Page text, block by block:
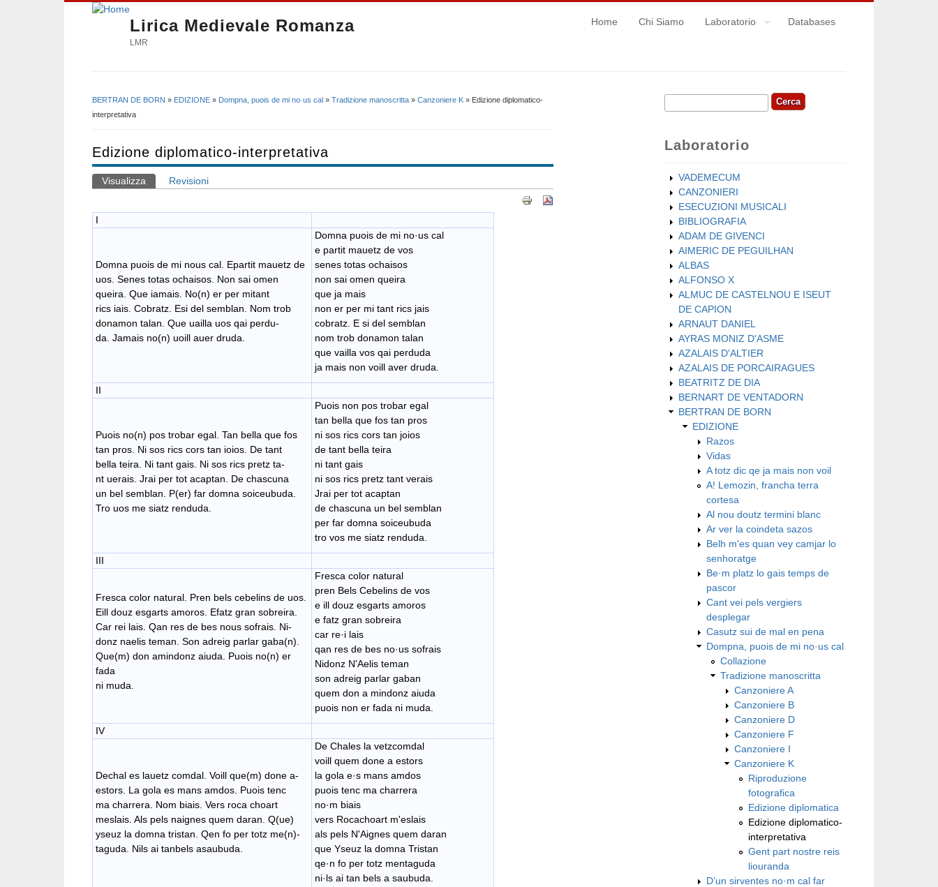
Lirica Medievale Romanza
LMR
Home Chi Siamo Laboratorio Databases
Tu sei qui
BERTRAN DE BORN » EDIZIONE » Dompna, puois de mi no·us cal » Tradizione manoscritta » Canzoniere K » Edizione diplomatico-
interpretativa
Edizione diplomatico-interpretativa
Schede primarie
Visualizza (scheda attiva)
Revisioni
I
Domna puois de mi nous cal. Epartit mauetz de
uos. Senes totas ochaisos. Non sai omen
queira. Que iamais. No(n) er per mitant
rics iais. Cobratz. Esi del semblan. Nom trob
donamon talan. Que uailla uos qai perdu-
da. Jamais no(n) uoill auer druda.
Domna puois de mi no·us cal
e partit mauetz de vos
senes totas ochaisos
non sai omen queira
que ja mais
non er per mi tant rics jais
cobratz. E si del semblan
nom trob donamon talan
que vailla vos qai perduda
ja mais non voill aver druda.
II
Puois no(n) pos trobar egal. Tan bella que fos
tan pros. Ni sos rics cors tan ioios. De tant
bella teira. Ni tant gais. Ni sos rics pretz ta-
nt uerais. Jrai per tot acaptan. De chascuna
un bel semblan. P(er) far domna soiceubuda.
Tro uos me siatz renduda.
Puois non pos trobar egal
tan bella que fos tan pros
ni sos rics cors tan joios
de tant bella teira
ni tant gais
ni sos rics pretz tant verais
Jrai per tot acaptan
de chascuna un bel semblan
per far domna soiceubuda
tro vos me siatz renduda.
III
Fresca color natural. Pren bels cebelins de uos.
Eill douz esgarts amoros. Efatz gran sobreira.
Car rei lais. Qan res de bes nous sofrais. Ni-
donz naelis teman. Son adreig parlar gaba(n).
Que(m) don amindonz aiuda. Puois no(n) er
fada
ni muda.
Fresca color natural
pren Bels Cebelins de vos
e ill douz esgarts amoros
e fatz gran sobreira
car re·i lais
qan res de bes no·us sofrais
Nidonz N'Aelis teman
son adreig parlar gaban
quem don a mindonz aiuda
puois non er fada ni muda.
IV
Dechal es lauetz comdal. Voill que(m) done a-
estors. La gola es mans amdos. Puois tenc
ma charrera. Nom biais. Vers roca choart
meslais. Als pels naignes quem daran. Q(ue)
yseuz la domna tristan. Qen fo per totz me(n)-
taguda. Nils ai tanbels asaubuda.
De Chales la vetzcomdal
voill quem done a estors
la gola e·s mans amdos
puois tenc ma charrera
no·m biais
vers Rocachoart m'eslais
als pels N'Aignes quem daran
que Yseuz la domna Tristan
qe·n fo per totz mentaguda
ni·ls ai tan bels a saubuda.
Form di ricerca
Cerca
Laboratorio
VADEMECUM
CANZONIERI
ESECUZIONI MUSICALI
BIBLIOGRAFIA
ADAM DE GIVENCI
AIMERIC DE PEGUILHAN
ALBAS
ALFONSO X
ALMUC DE CASTELNOU E ISEUT
DE CAPION
ARNAUT DANIEL
AYRAS MONIZ D'ASME
AZALAIS D'ALTIER
AZALAIS DE PORCAIRAGUES
BEATRITZ DE DIA
BERNART DE VENTADORN
BERTRAN DE BORN
EDIZIONE
Razos
Vidas
A totz dic qe ja mais non voil
A! Lemozin, francha terra
cortesa
Al nou doutz termini blanc
Ar ver la coindeta sazos
Belh m'es quan vey camjar lo
senhoratge
Be·m platz lo gais temps de
pascor
Cant vei pels vergiers
desplegar
Casutz sui de mal en pena
Dompna, puois de mi no·us cal
Collazione
Tradizione manoscritta
Canzoniere A
Canzoniere B
Canzoniere D
Canzoniere F
Canzoniere I
Canzoniere K
Riproduzione
fotografica
Edizione diplomatica
Edizione diplomatico-
interpretativa
Gent part nostre reis
liouranda
D’un sirventes no·m cal far